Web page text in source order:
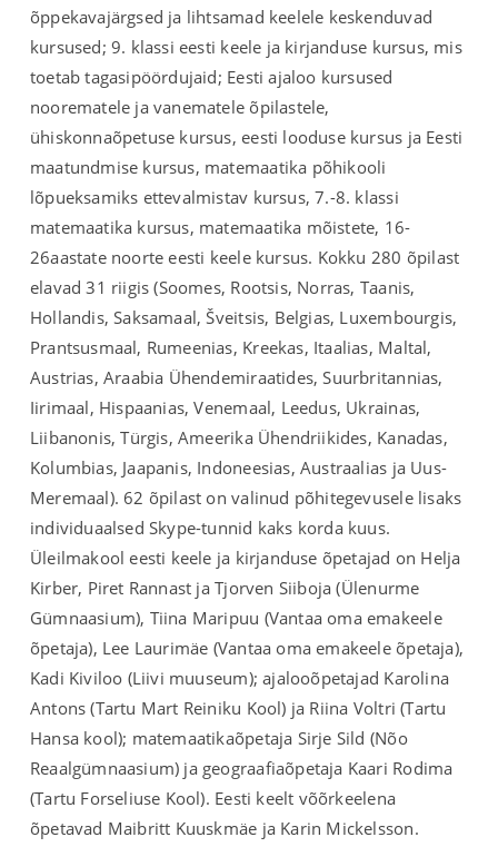
õppekavajärgsed ja lihtsamad keelele keskenduvad
kursused; 9. klassi eesti keele ja kirjanduse kursus, mis
toetab tagasipöördujaid; Eesti ajaloo kursused
noorematele ja vanematele õpilastele,
ühiskonnaõpetuse kursus, eesti looduse kursus ja Eesti
maatundmise kursus, matemaatika põhikooli
lõpueksamiks ettevalmistav kursus, 7.-8. klassi
matemaatika kursus, matemaatika mõistete, 16-
26aastate noorte eesti keele kursus. Kokku 280 õpilast
elavad 31 riigis (Soomes, Rootsis, Norras, Taanis,
Hollandis, Saksamaal, Šveitsis, Belgias, Luxembourgis,
Prantsusmaal, Rumeenias, Kreekas, Itaalias, Maltal,
Austrias, Araabia Ühendemiraatides, Suurbritannias,
Iirimaal, Hispaanias, Venemaal, Leedus, Ukrainas,
Liibanonis, Türgis, Ameerika Ühendriikides, Kanadas,
Kolumbias, Jaapanis, Indoneesias, Austraalias ja Uus-
Meremaal). 62 õpilast on valinud põhitegevusele lisaks
individuaalsed Skype-tunnid kaks korda kuus.
Üleilmakool eesti keele ja kirjanduse õpetajad on Helja
Kirber, Piret Rannast ja Tjorven Siiboja (Ülenurme
Gümnaasium), Tiina Maripuu (Vantaa oma emakeele
õpetaja), Lee Laurimäe (Vantaa oma emakeele õpetaja),
Kadi Kiviloo (Liivi muuseum); ajalooõpetajad Karolina
Antons (Tartu Mart Reiniku Kool) ja Riina Voltri (Tartu
Hansa kool); matemaatikaõpetaja Sirje Sild (Nõo
Reaalgümnaasium) ja geograafiaõpetaja Kaari Rodima
(Tartu Forseliuse Kool). Eesti keelt võõrkeelena
õpetavad Maibritt Kuuskmäe ja Karin Mickelsson.